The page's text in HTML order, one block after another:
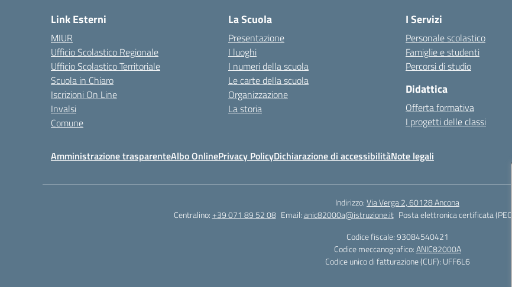
Link Esterni
MIUR
Ufficio Scolastico Regionale
Ufficio Scolastico Territoriale
Scuola in Chiaro
Iscrizioni On Line
Invalsi
Comune
La Scuola
Presentazione
I luoghi
I numeri della scuola
Le carte della scuola
Organizzazione
La storia
I Servizi
Personale scolastico
Famiglie e studenti
Percorsi di studio
Didattica
Offerta formativa
I progetti delle classi
Amministrazione trasparenteAlbo OnlinePrivacy PolicyDichiarazione di accessibilitàNote legali
Indirizzo:Via Verga 2, 60128 Ancona
Centralino:+39 071 89 52 08 Email:anic82000a@istruzione.it Posta elettronica certificata (PEC):
Codice fiscale: 93084540421
Codice meccanografico:ANIC82000A
Codice unico di fatturazione (CUF): UFF6L6